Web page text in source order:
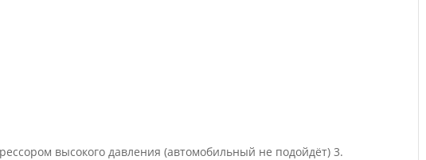
высокого давления (автомобильный не подойдёт) 3.